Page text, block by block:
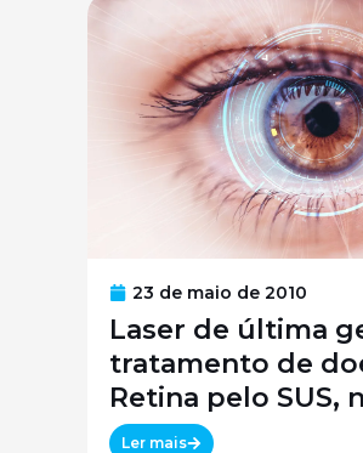
23 de maio de 2010
Laser de última
tratamento de
Retina pelo SUS,
São Paulo / SPDM
Ler mais